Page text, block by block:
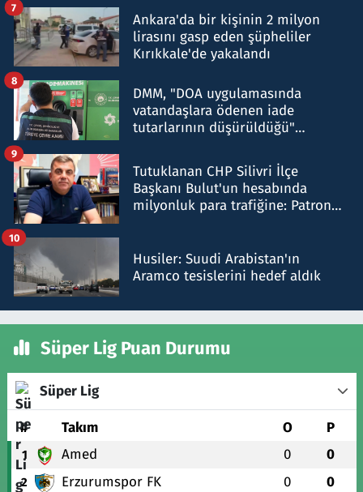
Ankara'da bir kişinin 2 milyon
lirasını gasp eden şüpheliler
Kırıkkale'de yakalandı
7
DMM, "DOA uygulamasında
vatandaşlara ödenen iade
tutarlarının düşürüldüğü"
8
Tutuklanan CHP Silivri İlçe
Başkanı Bulut'un hesabında
milyonluk para trafiğine: Patron
9
Husiler: Suudi Arabistan'ın
Aramco tesislerini hedef aldık
10
Süper Lig Puan Durumu
Süper Lig
# Takım O P
1 Amed 0 0
2 Erzurumspor FK 0 0